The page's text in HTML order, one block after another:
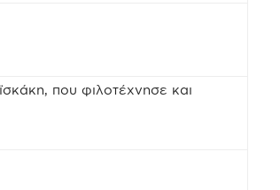
που φιλοτέχνησε και